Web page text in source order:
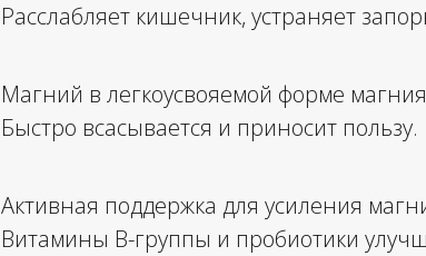
Расслабляет кишечник, устраняет
Магний в легкоусвояемой форме
Быстро всасывается и приносит пользу.
Активная поддержка для усиления
Витамины B-группы и пробиотики